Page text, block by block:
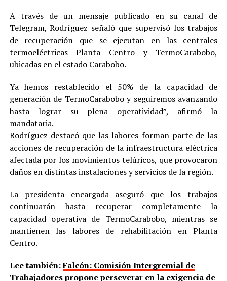
A través de un mensaje publicado en su canal de
Telegram, Rodríguez señaló que supervisó los trabajos
de recuperación que se ejecutan en las centrales
termoeléctricas Planta Centro y TermoCarabobo,
ubicadas en el estado Carabobo.
Ya hemos restablecido el 50% de la capacidad de
generación de TermoCarabobo y seguiremos avanzando
hasta lograr su plena operatividad”, afirmó la
mandataria.
Rodríguez destacó que las labores forman parte de las
acciones de recuperación de la infraestructura eléctrica
afectada por los movimientos telúricos, que provocaron
daños en distintas instalaciones y servicios de la región.
La presidenta encargada aseguró que los trabajos
continuarán hasta recuperar completamente la
capacidad operativa de TermoCarabobo, mientras se
mantienen las labores de rehabilitación en Planta
Centro.
Lee también:Falcón: Comisión Intergremial de
Trabajadores propone perseverar en la exigencia de